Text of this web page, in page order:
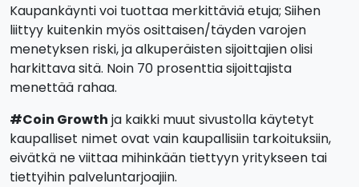
Kaupankäynti voi tuottaa merkittäviä etuja; Siihen
liittyy kuitenkin myös osittaisen/täyden varojen
menetyksen riski, ja alkuperäisten sijoittajien olisi
harkittava sitä. Noin 70 prosenttia sijoittajista
menettää rahaa.
#Coin Growth ja kaikki muut sivustolla käytetyt
kaupalliset nimet ovat vain kaupallisiin tarkoituksiin,
eivätkä ne viittaa mihinkään tiettyyn yritykseen tai
tiettyihin palveluntarjoajiin.